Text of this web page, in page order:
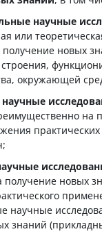
научные
или
новых
окружающей
на
новых
научные
знаний